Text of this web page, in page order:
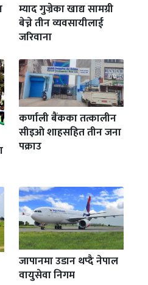
म्याद गुज्रेका खाद्य सामग्री
बेच्ने तीन व्यवसायीलाई
जरिवाना
कर्णाली बैंकका तत्कालीन
सीइओ शाहसहित तीन जना
पक्राउ
जापानमा उडान थप्दै नेपाल
वायुसेवा निगम